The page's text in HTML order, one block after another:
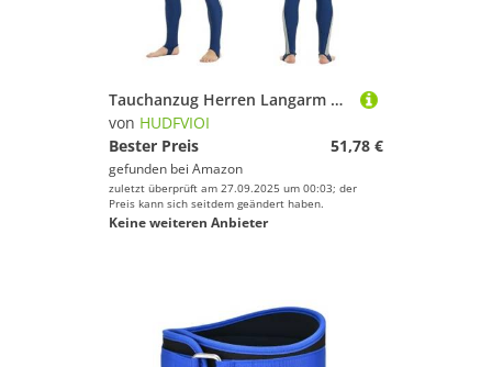
Tauchanzug Herren Langarm Sonnenschutz Wasserdicht Surf Tauchanzug Einteiliger Schnelltrocknender Strand Rash Guard Badebekleidung(Blue,XXL)
von HUDFVIOI
Bester Preis
51,78 €
gefunden bei Amazon
zuletzt überprüft am 27.09.2025 um 00:03; der
Preis kann sich seitdem geändert haben.
Keine weiteren Anbieter